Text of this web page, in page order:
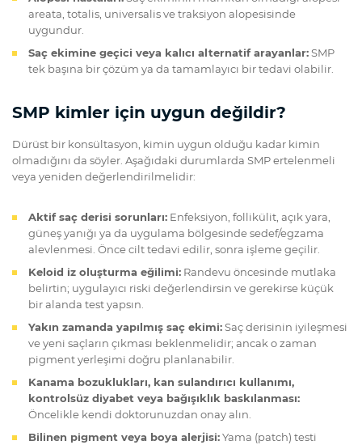
areata, totalis, universalis ve traksiyon alopesisinde
uygundur.
Saç ekimine geçici veya kalıcı alternatif arayanlar:SMP
tek başına bir çözüm ya da tamamlayıcı bir tedavi olabilir.
SMP kimler için uygun değildir?
Dürüst bir konsültasyon, kimin uygun olduğu kadar kimin
olmadığını da söyler. Aşağıdaki durumlarda SMP ertelenmeli
veya yeniden değerlendirilmelidir:
Aktif saç derisi sorunları: Enfeksiyon, follikülit, açık yara,
güneş yanığı ya da uygulama bölgesinde sedef/egzama
alevlenmesi. Önce cilt tedavi edilir, sonra işleme geçilir.
Keloid iz oluşturma eğilimi: Randevu öncesinde mutlaka
belirtin; uygulayıcı riski değerlendirsin ve gerekirse küçük
bir alanda test yapsın.
Yakın zamanda yapılmış saç ekimi:Saç derisinin iyileşmesi
ve yeni saçların çıkması beklenmelidir; ancak o zaman
pigment yerleşimi doğru planlanabilir.
Kanama bozuklukları, kan sulandırıcı kullanımı,
kontrolsüz diyabet veya bağışıklık baskılanması:
Öncelikle kendi doktorunuzdan onay alın.
Bilinen pigment veya boya alerjisi:Yama (patch) testi